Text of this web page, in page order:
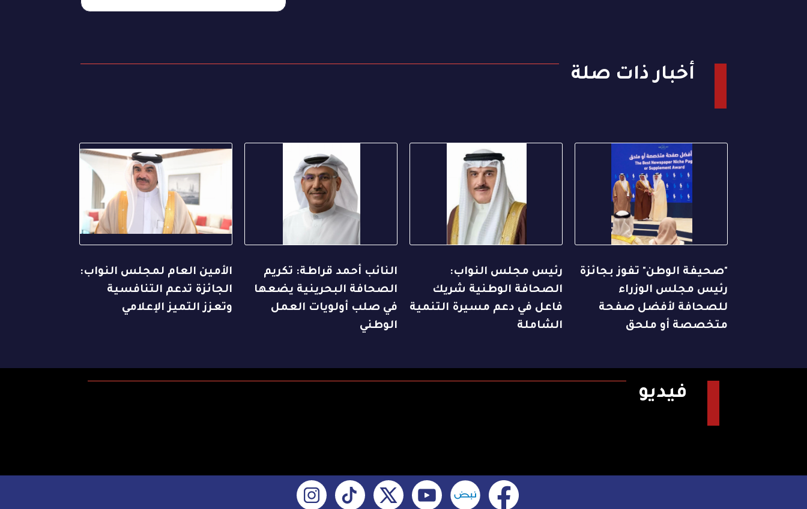
أخبار ذات صلة
"صحيفة الوطن" تفوز بجائزة
رئيس مجلس الوزراء
للصحافة لأفضل صفحة
متخصصة أو ملحق
رئيس مجلس النواب:
الصحافة الوطنية شريك
فاعل في دعم مسيرة التنمية
الشاملة
النائب أحمد قراطة: تكريم
الصحافة البحرينية يضعها
في صلب أولويات العمل
الوطني
الأمين العام لمجلس النواب:
الجائزة تدعم التنافسية
وتعزز التميز الإعلامي
فيديو